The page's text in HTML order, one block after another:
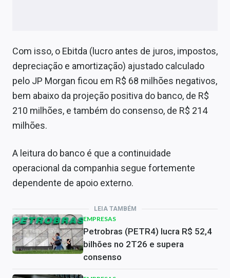
Com isso, o Ebitda (lucro antes de juros, impostos,
depreciação e amortização) ajustado calculado
pelo JP Morgan ficou em R$ 68 milhões negativos,
bem abaixo da projeção positiva do banco, de R$
210 milhões, e também do consenso, de R$ 214
milhões.
A leitura do banco é que a continuidade
operacional da companhia segue fortemente
dependente de apoio externo.
LEIA TAMBÉM
EMPRESAS
Petrobras (PETR4) lucra R$ 52,4
bilhões no 2T26 e supera
consenso